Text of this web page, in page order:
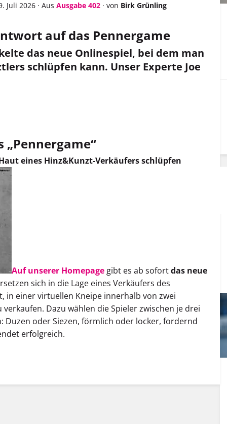
Juli 2026· Aus Ausgabe 402 · von Birk Grünling
auf das Pennergame
das neue Onlinespiel, bei dem man
schlüpfen kann. Unser Experte Joe
eines Hinz&Kunzt-Verkäufers schlüpfen
Auf unserer Homepage gibt es ab sofortdas neue
sich in die Lage eines Verkäufers des
in einer virtuellen Kneipe innerhalb von zwei
Dazu wählen die Spieler zwischen je drei
Duzen oder Siezen, förmlich oder locker, fordernd
erfolgreich.